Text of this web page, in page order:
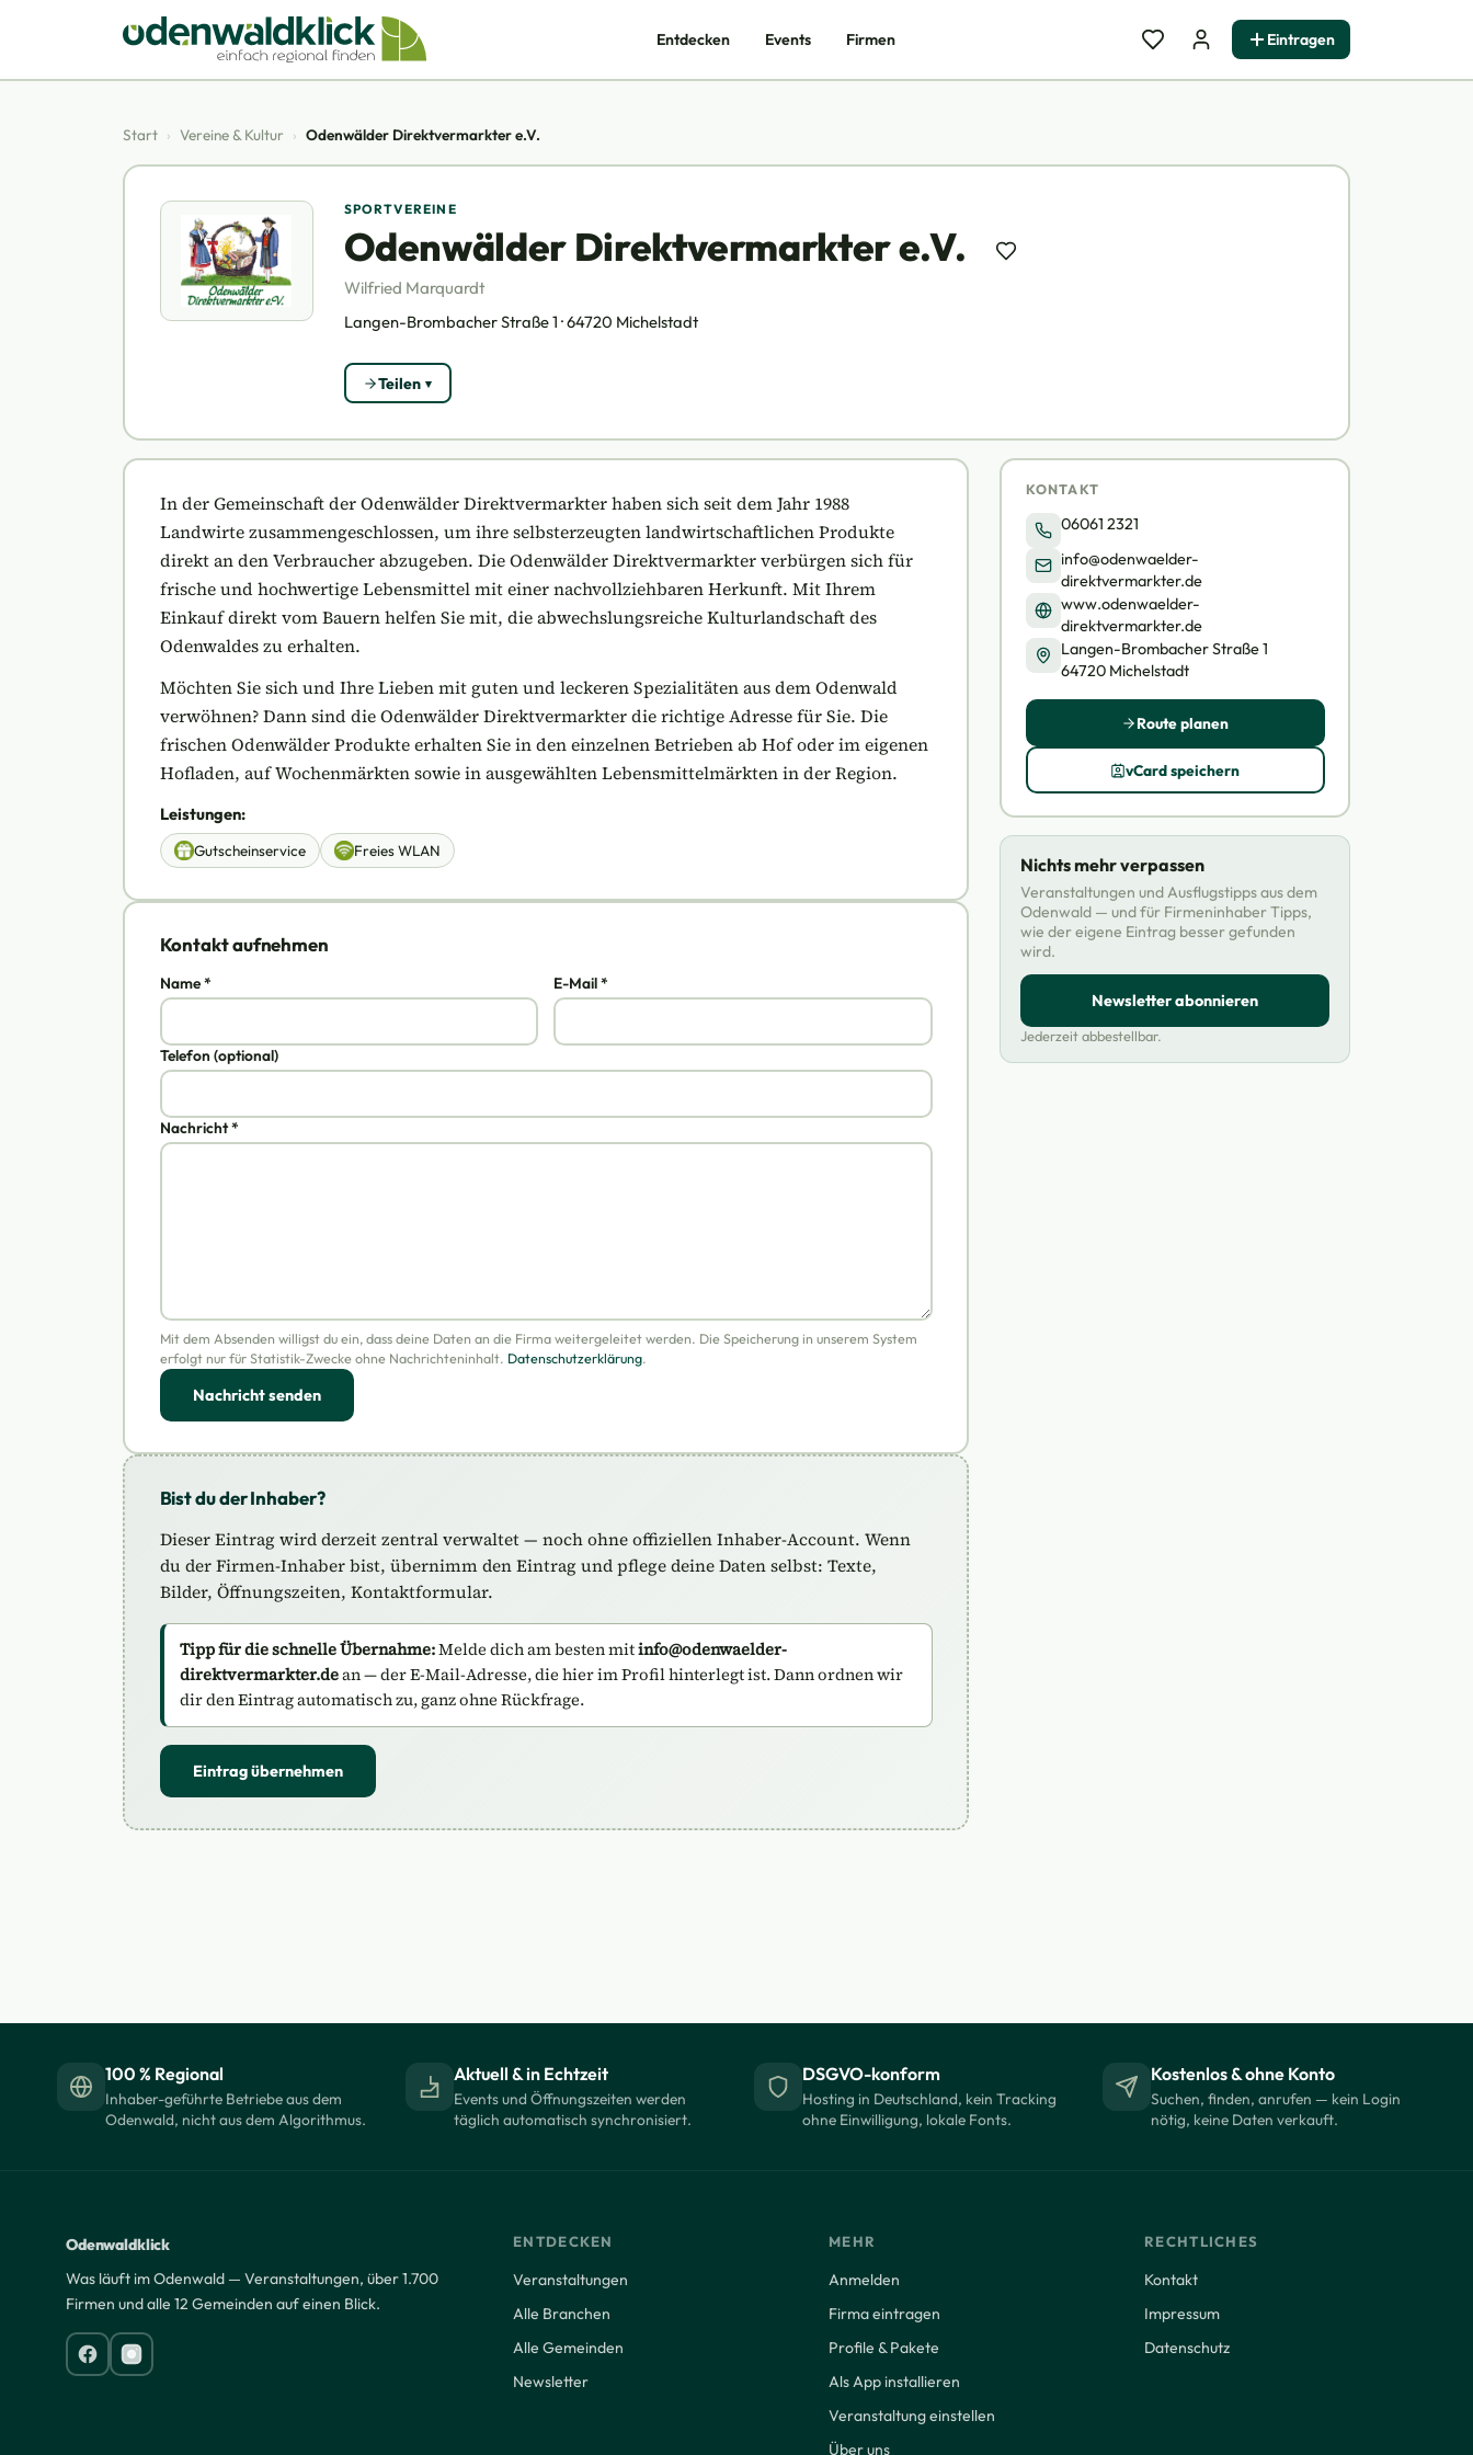
Entdecken Events Firmen Eintragen
Start › Vereine & Kultur › Odenwälder Direktvermarkter e.V.
SPORTVEREINE
Odenwälder Direktvermarkter e.V.
Wilfried Marquardt
Langen-Brombacher Straße 1 · 64720 Michelstadt
Teilen
In der Gemeinschaft der Odenwälder Direktvermarkter haben sich seit dem Jahr 1988
Landwirte zusammengeschlossen, um ihre selbsterzeugten landwirtschaftlichen Produkte
direkt an den Verbraucher abzugeben. Die Odenwälder Direktvermarkter verbürgen sich für
frische und hochwertige Lebensmittel mit einer nachvollziehbaren Herkunft. Mit Ihrem
Einkauf direkt vom Bauern helfen Sie mit, die abwechslungsreiche Kulturlandschaft des
Odenwaldes zu erhalten.
Möchten Sie sich und Ihre Lieben mit guten und leckeren Spezialitäten aus dem Odenwald
verwöhnen? Dann sind die Odenwälder Direktvermarkter die richtige Adresse für Sie. Die
frischen Odenwälder Produkte erhalten Sie in den einzelnen Betrieben ab Hof oder im eigenen
Hofladen, auf Wochenmärkten sowie in ausgewählten Lebensmittelmärkten in der Region.
Leistungen:
Gutscheinservice Freies WLAN
Kontakt aufnehmen
Name * E-Mail *
Telefon (optional)
Nachricht *
Mit dem Absenden willigst du ein, dass deine Daten an die Firma weitergeleitet werden. Die Speicherung in unserem System
erfolgt nur für Statistik-Zwecke ohne Nachrichteninhalt. Datenschutzerklärung.
Nachricht senden
Bist du der Inhaber?
Dieser Eintrag wird derzeit zentral verwaltet — noch ohne offiziellen Inhaber-Account. Wenn
du der Firmen-Inhaber bist, übernimm den Eintrag und pflege deine Daten selbst: Texte,
Bilder, Öffnungszeiten, Kontaktformular.
Tipp für die schnelle Übernahme:Melde dich am besten mitinfo@odenwaelder-
direktvermarkter.dean — der E-Mail-Adresse, die hier im Profil hinterlegt ist. Dann ordnen wir
dir den Eintrag automatisch zu, ganz ohne Rückfrage.
Eintrag übernehmen
KONTAKT
06061 2321
info@odenwaelder-
direktvermarkter.de
www.odenwaelder-
direktvermarkter.de
Langen-Brombacher Straße 1
64720 Michelstadt
Route planen
vCard speichern
Nichts mehr verpassen
Veranstaltungen und Ausflugstipps aus dem
Odenwald — und für Firmeninhaber Tipps,
wie der eigene Eintrag besser gefunden
wird.
Newsletter abonnieren
Jederzeit abbestellbar.
100 % Regional
Inhaber-geführte Betriebe aus dem
Odenwald, nicht aus dem Algorithmus.
Aktuell & in Echtzeit
Events und Öffnungszeiten werden
täglich automatisch synchronisiert.
DSGVO-konform
Hosting in Deutschland, kein Tracking
ohne Einwilligung, lokale Fonts.
Kostenlos & ohne Konto
Suchen, finden, anrufen — kein Login
nötig, keine Daten verkauft.
Odenwaldklick
Was läuft im Odenwald — Veranstaltungen, über 1.700
Firmen und alle 12 Gemeinden auf einen Blick.
ENTDECKEN
Veranstaltungen
Alle Branchen
Alle Gemeinden
Newsletter
MEHR
Anmelden
Firma eintragen
Profile & Pakete
Als App installieren
Veranstaltung einstellen
Über uns
RECHTLICHES
Kontakt
Impressum
Datenschutz